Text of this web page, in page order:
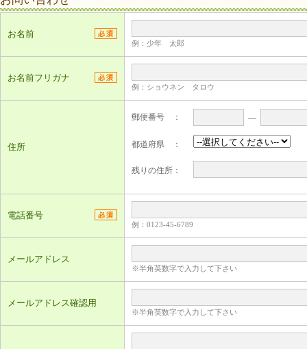
お名前
例：少年 太郎
お名前フリガナ
例：ショウネン タロウ
住所
郵便番号 ： ―
都道府県 ：
残りの住所：
電話番号
例：0123-45-6789
メールアドレス
※半角英数字で入力して下さい
メールアドレス確認用
※半角英数字で入力して下さい